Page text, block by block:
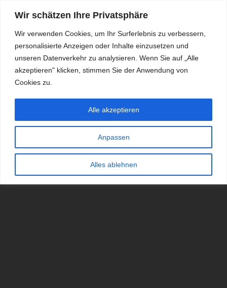
Wir schätzen Ihre Privatsphäre
Wir verwenden Cookies, um Ihr Surferlebnis zu verbessern,
personalisierte Anzeigen oder Inhalte einzusetzen und
unseren Datenverkehr zu analysieren. Wenn Sie auf „Alle
akzeptieren" klicken, stimmen Sie der Anwendung von
Cookies zu.
Anpassen
Alles ablehnen
Alle akzeptieren
RDKS.EXPERT
TESTS, EXPERTEN-TIPPS RUND UM DAS THEMA RDKS UND